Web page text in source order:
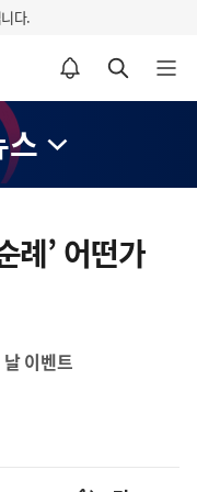
다.
알림설정 바로가기 검색 바로가기 메뉴 열기
스
례’ 어떤가
이벤트